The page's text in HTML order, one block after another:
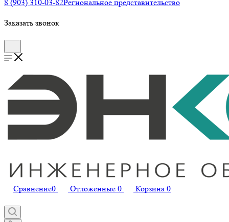
8 (903) 310-03-82Региональное представительство
Заказать звонок
Сравнение0 Отложенные 0 Корзина 0